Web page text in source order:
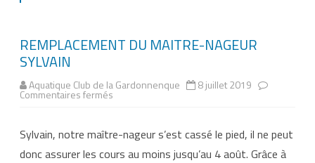
REMPLACEMENT DU MAITRE-NAGEUR
SYLVAIN
Aquatique Club de la Gardonnenque 8 juillet 2019
Commentaires ferméssur
NAGEUR
SYLVAIN
Sylvain, notre maître-nageur s’est cassé le pied, il ne peut
donc assurer les cours au moins jusqu’au 4 août. Grâce à